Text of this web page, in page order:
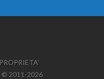
© 2011-2026